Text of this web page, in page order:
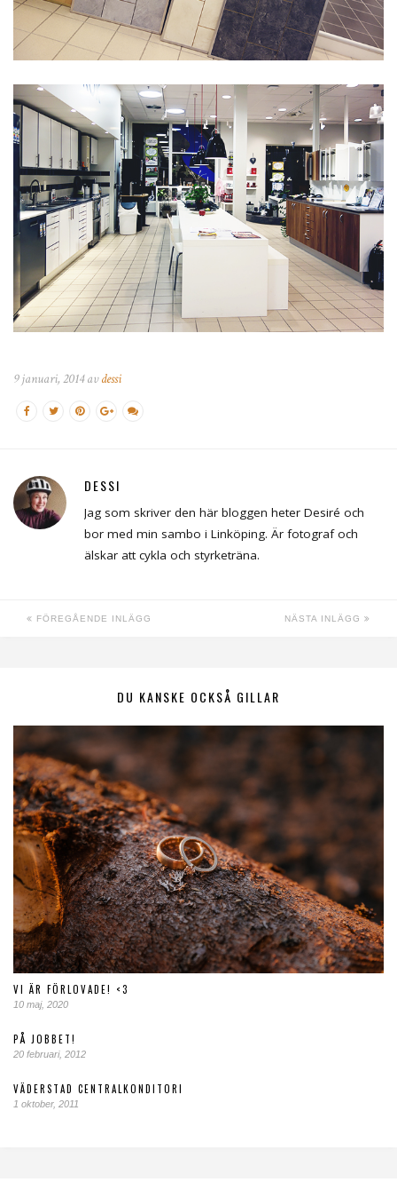
9 januari, 2014 avdessi
DESSI
Jag som skriver den här bloggen heter Desiré och
bor med min sambo i Linköping. Är fotograf och
älskar att cykla och styrketräna.
FÖREGÅENDE INLÄGG NÄSTA INLÄGG
DU KANSKE OCKSÅ GILLAR
VI ÄR FÖRLOVADE! <3
10 maj, 2020
PÅ JOBBET!
20 februari, 2012
VÄDERSTAD CENTRALKONDITORI
1 oktober, 2011